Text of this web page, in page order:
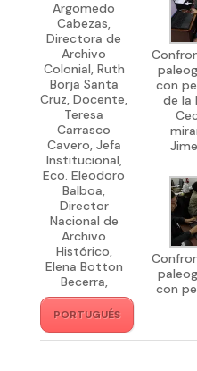
Argomedo
Cabezas,
Directora de
Archivo
Colonial, Ruth
Borja Santa
Cruz, Docente,
Teresa
Carrasco
Cavero, Jefa
Institucional,
Eco. Eleodoro
Balboa,
Director
Nacional de
Archivo
Histórico,
Elena Botton
Becerra,
con
de la
con
PORTUGUÉS